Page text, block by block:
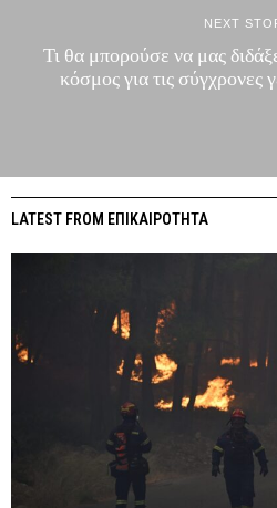
NEXT
Τι θα μπορούσε να μας
κόσμος για τις σύγχρονες
LATEST FROM ΕΠΙΚΑΙΡΟΤΗΤΑ